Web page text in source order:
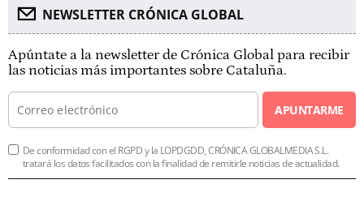
NEWSLETTER CRÓNICA GLOBAL
Apúntate a la newsletter de Crónica Global para recibir
las noticias más importantes sobre Cataluña.
APUNTARME
De conformidad con el RGPD y la LOPDGDD, CRÓNICA GLOBALMEDIA S.L.
tratará los datos facilitados con la finalidad de remitirle noticias de actualidad.